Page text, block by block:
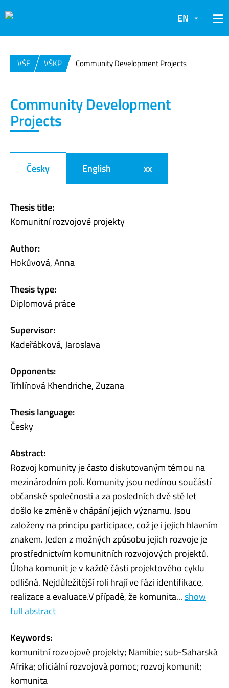
EN
VŠE VŠKP Community Development Projects
Community Development
Projects
Česky English xx
Thesis title:
Komunitní rozvojové projekty
Author:
Hokůvová, Anna
Thesis type:
Diplomová práce
Supervisor:
Kadeřábková, Jaroslava
Opponents:
Trhlínová Khendriche, Zuzana
Thesis language:
Česky
Abstract:
Rozvoj komunity je často diskutovaným témou na
mezinárodním poli. Komunity jsou nedínou součástí
občanské společnosti a za posledních dvě stě let
došlo ke změně v chápání jejich významu. Jsou
založeny na principu participace, což je i jejich hlavním
znakem. Jeden z možných způsobu jejich rozvoje je
prostřednictvím komunitních rozvojových projektů.
Úloha komunit je v každé části projektového cyklu
odlišná. Nejdůležitější roli hrají ve fázi identifikace,
realizace a evaluace.V případě, že komunita...show
full abstract
Keywords:
komunitní rozvojové projekty; Namibie; sub-Saharská
Afrika; oficiální rozvojová pomoc; rozvoj komunit;
komunita